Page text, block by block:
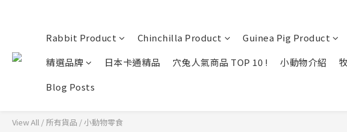
Rabbit Product Chinchilla Product Guinea Pig Product
精選品牌
日本卡通精品 穴兔人氣商品 TOP 10 ! 小動物介紹
Blog Posts
View All / 所有貨品 /小動物零食